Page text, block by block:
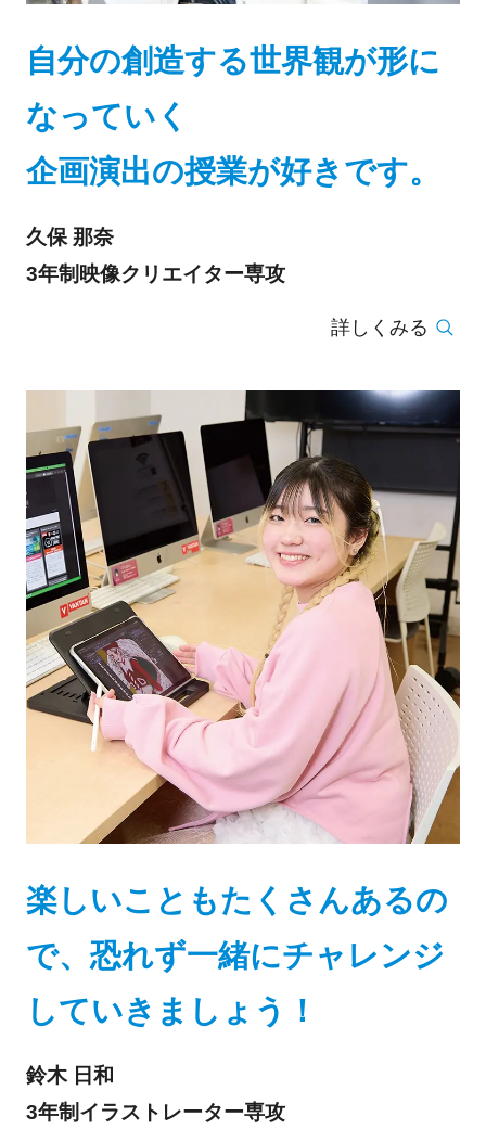
自分の創造する世界観が形に
なっていく
企画演出の授業が好きです。
久保 那奈
3年制映像クリエイター専攻
詳しくみる
楽しいこともたくさんあるの
で、恐れず一緒にチャレンジ
していきましょう！
鈴木 日和
3年制イラストレーター専攻